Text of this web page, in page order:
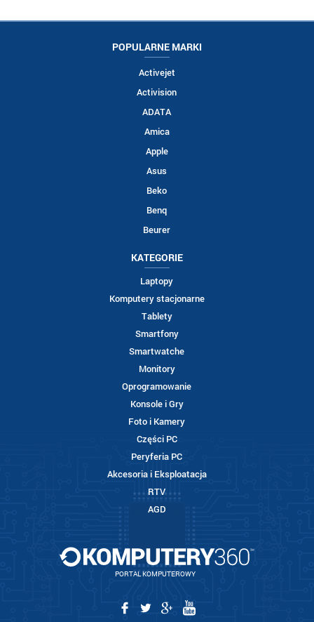
POPULARNE MARKI
Activejet
Activision
ADATA
Amica
Apple
Asus
Beko
Benq
Beurer
KATEGORIE
Laptopy
Komputery stacjonarne
Tablety
Smartfony
Smartwatche
Monitory
Oprogramowanie
Konsole i Gry
Foto i Kamery
Części PC
Peryferia PC
Akcesoria i Eksploatacja
RTV
AGD
PORTAL KOMPUTEROWY